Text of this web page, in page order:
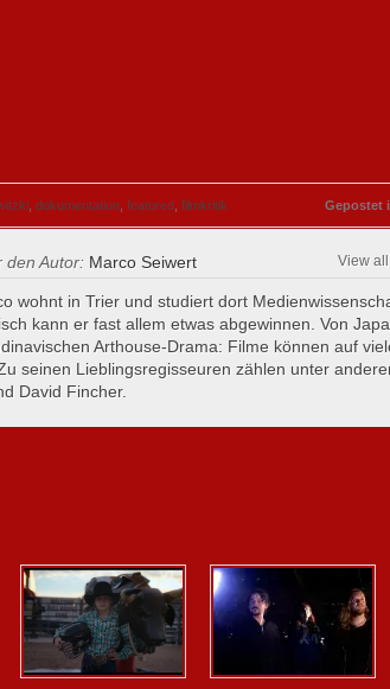
dokumentation featured filmkritik Gepostet
den Autor: Marco Seiwert View
wohnt in Trier und studiert dort
kann er fast allem etwas abgewinnen. Von
Arthouse-Drama: Filme können auf
seinen Lieblingsregisseuren zählen unter
David Fincher.